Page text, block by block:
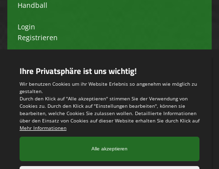
Handball
Login
Registrieren
Teamsports 2
Dein Sportverein online